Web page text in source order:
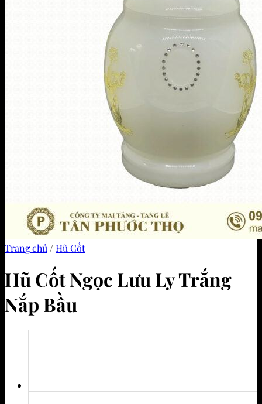
Trang chủ /Hũ Cốt
Hũ Cốt Ngọc Lưu Ly Trắng
Nắp Bầu